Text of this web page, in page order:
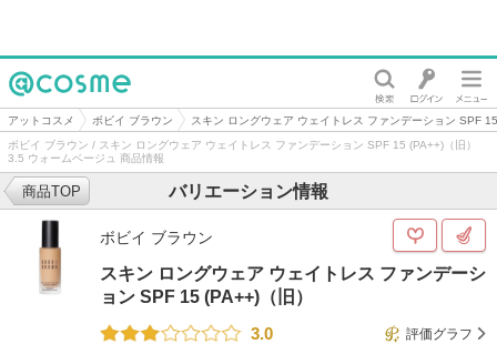
@cosme
アットコスメ ボビイ ブラウン
スキン ロングウェア ウェイトレス ファンデーション SPF
ボビイ ブラウン / スキン ロングウェア ウェイトレス ファンデーション SPF 15 (PA++)（旧）
3.5 ウォームベージュ 商品情報
バリエーション情報
商品TOP
ボビイ ブラウン
スキン ロングウェア ウェイトレス ファンデーシ
ョン SPF 15 (PA++)（旧）
3.0
評価グラフ